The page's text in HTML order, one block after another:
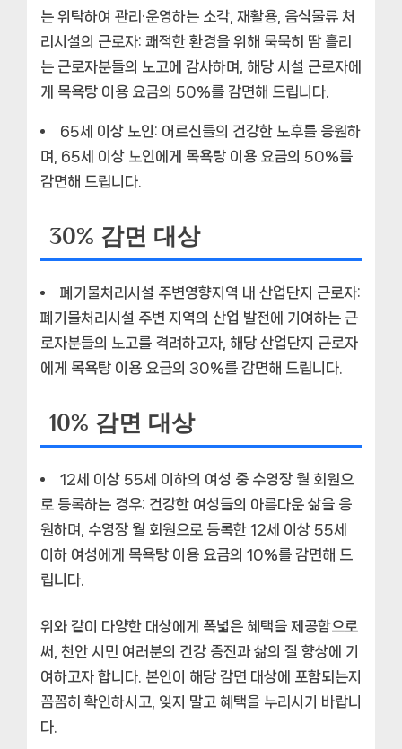
는 위탁하여 관리·운영하는 소각, 재활용, 음식물류 처
리시설의 근로자: 쾌적한 환경을 위해 묵묵히 땀 흘리
는 근로자분들의 노고에 감사하며, 해당 시설 근로자에
게 목욕탕 이용 요금의 50%를 감면해 드립니다.
65세 이상 노인: 어르신들의 건강한 노후를 응원하
며, 65세 이상 노인에게 목욕탕 이용 요금의 50%를
감면해 드립니다.
30% 감면 대상
폐기물처리시설 주변영향지역 내 산업단지 근로자:
폐기물처리시설 주변 지역의 산업 발전에 기여하는 근
로자분들의 노고를 격려하고자, 해당 산업단지 근로자
에게 목욕탕 이용 요금의 30%를 감면해 드립니다.
10% 감면 대상
12세 이상 55세 이하의 여성 중 수영장 월 회원으
로 등록하는 경우: 건강한 여성들의 아름다운 삶을 응
원하며, 수영장 월 회원으로 등록한 12세 이상 55세
이하 여성에게 목욕탕 이용 요금의 10%를 감면해 드
립니다.
위와 같이 다양한 대상에게 폭넓은 혜택을 제공함으로
써, 천안 시민 여러분의 건강 증진과 삶의 질 향상에 기
여하고자 합니다. 본인이 해당 감면 대상에 포함되는지
꼼꼼히 확인하시고, 잊지 말고 혜택을 누리시기 바랍니
다.